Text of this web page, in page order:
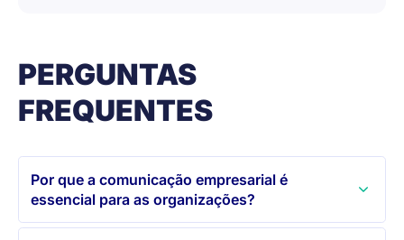
PERGUNTAS
FREQUENTES
Por que a comunicação empresarial é
essencial para as organizações?